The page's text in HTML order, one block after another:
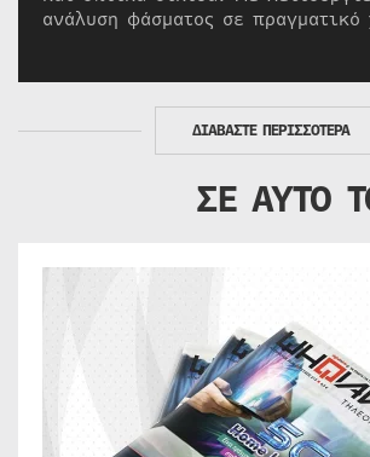
ανάλυση φάσματος σε πραγματικό
ΔΙΑΒΑΣΤΕ ΠΕΡΙΣΣΟΤΕΡΑ
ΣΕ ΑΥΤΟ